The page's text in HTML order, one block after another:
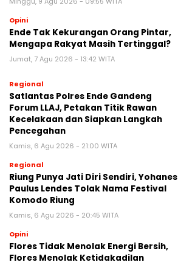
Opini
Ende Tak Kekurangan Orang Pintar,
Mengapa Rakyat Masih Tertinggal?
Jumat, 7 Agu 2026 - 13:42 WITA
Regional
Satlantas Polres Ende Gandeng
Forum LLAJ, Petakan Titik Rawan
Kecelakaan dan Siapkan Langkah
Pencegahan
Kamis, 6 Agu 2026 - 21:00 WITA
Regional
Riung Punya Jati Diri Sendiri, Yohanes
Paulus Lendes Tolak Nama Festival
Komodo Riung
Kamis, 6 Agu 2026 - 20:45 WITA
Opini
Flores Tidak Menolak Energi Bersih,
Flores Menolak Ketidakadilan